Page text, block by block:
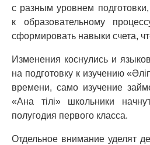
с разным уровнем подготовки,
к образовательному
сформировать навыки счета,
Изменения коснулись и
на подготовку к изучению
времени, само изучение
«Ана тілі» школьники
полугодия первого класса.
Отдельное внимание уделят